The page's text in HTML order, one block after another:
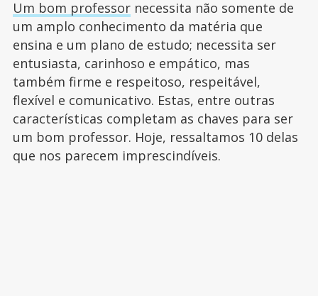
Um bom professornecessita não somente de
um amplo conhecimento da matéria que
ensina e um plano de estudo; necessita ser
entusiasta, carinhoso e empático, mas
também firme e respeitoso, respeitável,
flexível e comunicativo. Estas, entre outras
características completam as chaves para ser
um bom professor. Hoje, ressaltamos 10 delas
que nos parecem imprescindíveis.